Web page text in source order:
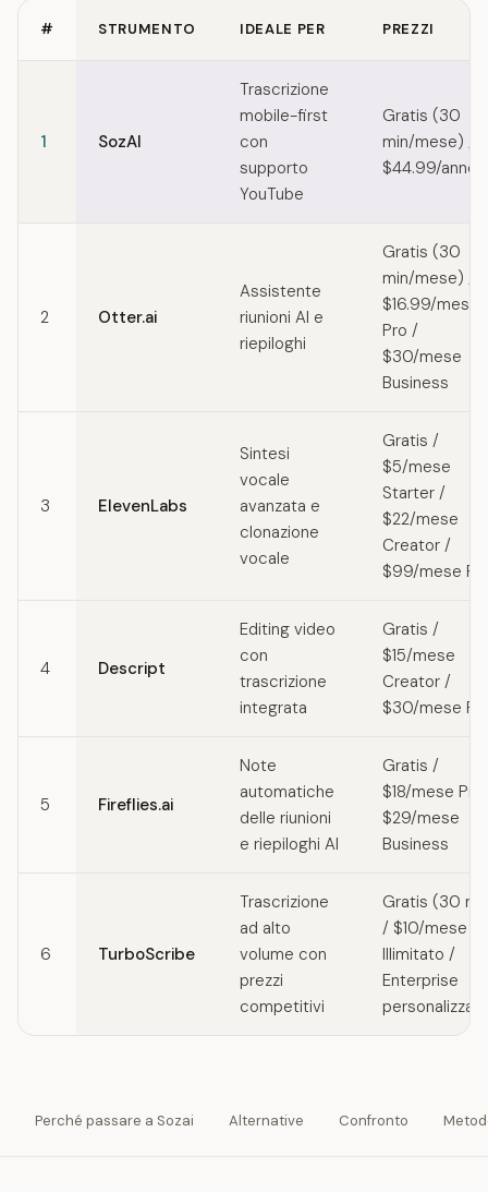
# STRUMENTO IDEALE PER PREZZI
1 SozAI
Trascrizione
mobile-first
con
supporto
YouTube
Gratis (30
min/mese) /
$44.99/anno
2 Otter.ai
Assistente
riunioni AI e
riepiloghi
Gratis (30
min/mese) /
$16.99/mese
Pro /
$30/mese
Business
3 ElevenLabs
Sintesi
vocale
avanzata e
clonazione
vocale
Gratis /
$5/mese
Starter /
$22/mese
Creator /
$99/mese
4 Descript
Editing video
con
trascrizione
integrata
Gratis /
$15/mese
Creator /
$30/mese
5 Fireflies.ai
Note
automatiche
delle riunioni
e riepiloghi AI
Gratis /
$18/mese
$29/mese
Business
6 TurboScribe
Trascrizione
ad alto
volume con
prezzi
competitivi
Gratis (30
/ $10/mese
Illimitato /
Enterprise
Perché passare a Sozai Alternative Confronto